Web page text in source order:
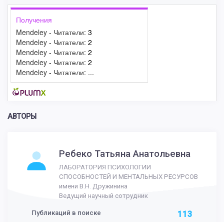
Получения
Mendeley - Читатели: 3
Mendeley - Читатели: 2
Mendeley - Читатели: 2
Mendeley - Читатели: 2
Mendeley - Читатели: ...
АВТОРЫ
Ребеко Татьяна Анатольевна
ЛАБОРАТОРИЯ ПСИХОЛОГИИ
СПОСОБНОСТЕЙ И МЕНТАЛЬНЫХ РЕСУРСОВ
имени В.Н. Дружинина
Ведущий научный сотрудник
Публикаций в поиске 113